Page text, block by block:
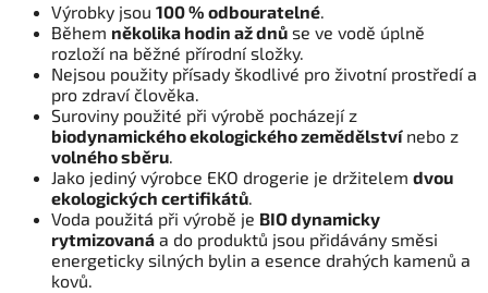
Výrobky jsou 100 % odbouratelné.
Během několika hodin až dnů se ve vodě úplně
rozloží na běžné přírodní složky.
Nejsou použity přísady škodlivé pro životní prostředí a
pro zdraví člověka.
Suroviny použité při výrobě pocházejí z
biodynamického ekologického zemědělstvínebo z
volného sběru.
Jako jediný výrobce EKO drogerie je držitelem dvou
ekologických certifikátů.
Voda použitá při výrobě je BIO dynamicky
rytmizovaná a do produktů jsou přidávány směsi
energeticky silných bylin a esence drahých kamenů a
kovů.